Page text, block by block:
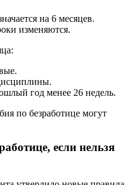
на 6 месяцев.
изменяются.
год менее 26 недель.
по безработице могут
если нельзя